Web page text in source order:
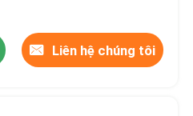
Liên hệ chúng tôi